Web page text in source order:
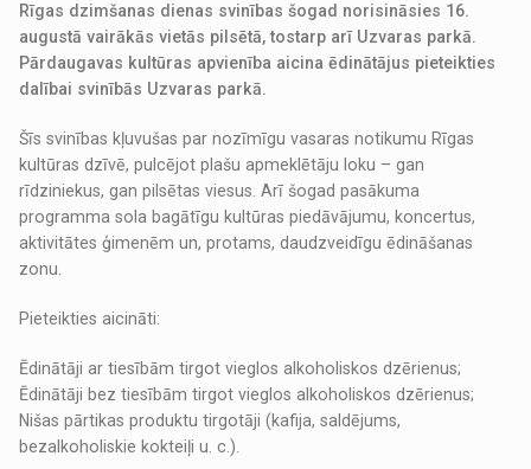
Rīgas dzimšanas dienas svinības šogad norisināsies 16.
augustā vairākās vietās pilsētā, tostarp arī Uzvaras parkā.
Pārdaugavas kultūras apvienība aicina ēdinātājus pieteikties
dalībai svinībās Uzvaras parkā.
Šīs svinības kļuvušas par nozīmīgu vasaras notikumu Rīgas
kultūras dzīvē, pulcējot plašu apmeklētāju loku – gan
rīdziniekus, gan pilsētas viesus. Arī šogad pasākuma
programma sola bagātīgu kultūras piedāvājumu, koncertus,
aktivitātes ģimenēm un, protams, daudzveidīgu ēdināšanas
zonu.
Pieteikties aicināti:
Ēdinātāji ar tiesībām tirgot vieglos alkoholiskos dzērienus;
Ēdinātāji bez tiesībām tirgot vieglos alkoholiskos dzērienus;
Nišas pārtikas produktu tirgotāji (kafija, saldējums,
bezalkoholiskie kokteiļi u. c.).